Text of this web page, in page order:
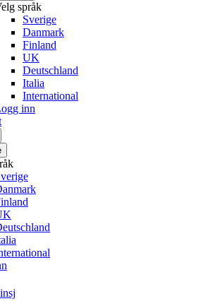
språk
Sverige
Danmark
Finland
UK
Deutschland
Italia
International
inn